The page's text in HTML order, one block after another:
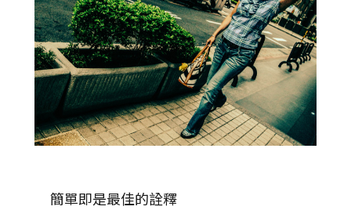
簡單即是最佳的詮釋